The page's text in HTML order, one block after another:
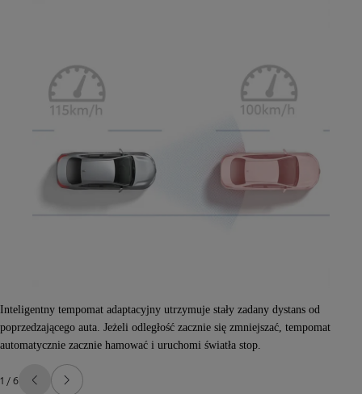
Inteligentny tempomat adaptacyjny utrzymuje stały zadany dystans od
poprzedzającego auta. Jeżeli odległość zacznie się zmniejszać, tempomat
automatycznie zacznie hamować i uruchomi światła stop.
1 / 6 PoprzedniNastępny